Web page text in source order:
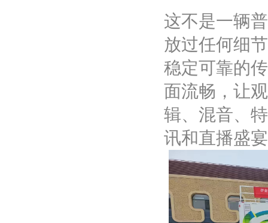
这不是一辆
放过任何细
稳定可靠的
面流畅，让
辑、混音、
讯和直播盛